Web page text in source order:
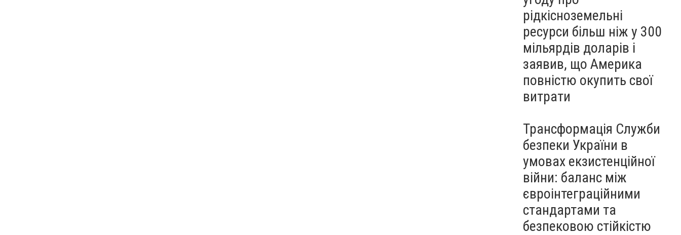
ефективного урядування
рідкісноземельні
ресурси більш ніж у 300
мільярдів доларів і
заявив, що Америка
повністю окупить свої
витрати
Трансформація Служби
безпеки України в
умовах екзистенційної
війни: баланс між
євроінтеграційними
стандартами та
безпековою стійкістю